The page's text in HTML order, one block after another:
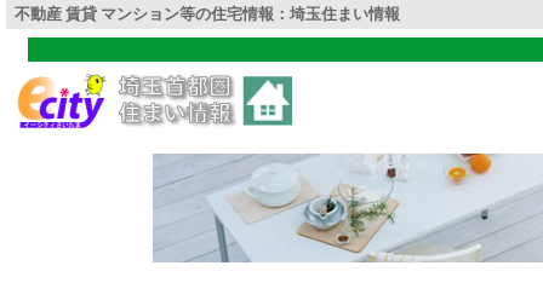
不動産 賃貸 マンション等の住宅情報：埼玉住まい情報